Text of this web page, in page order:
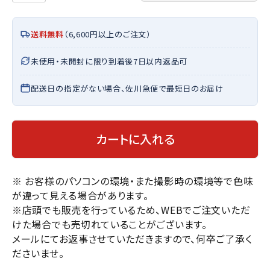
送料無料 （6,600円以上のご注文）
未使用・未開封に限り到着後7日以内返品可
配送日の指定がない場合、佐川急便で最短日のお届け
カートに入れる
※ お客様のパソコンの環境・また撮影時の環境等で色味
が違って見える場合があります。
※店頭でも販売を行っているため、WEBでご注文いただ
けた場合でも売切れていることがございます。
メールにてお返事させていただきますので、何卒ご了承く
ださいませ。